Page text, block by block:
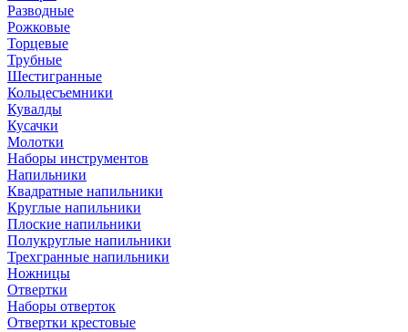
Разводные
Рожковые
Торцевые
Трубные
Шестигранные
Кольцесъемники
Кувалды
Кусачки
Молотки
Наборы инструментов
Напильники
Квадратные напильники
Круглые напильники
Плоские напильники
Полукруглые напильники
Трехгранные напильники
Ножницы
Отвертки
Наборы отверток
Отвертки крестовые